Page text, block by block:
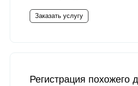
Заказать услугу
Регистрация похожего